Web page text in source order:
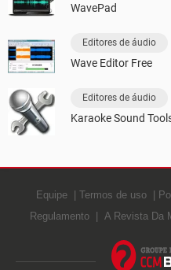
WavePad
Editores de áudio
Wave Editor Free
Editores de áudio
Karaoke Sound
Equipe Termos de uso
Regulamento
A Revista Da